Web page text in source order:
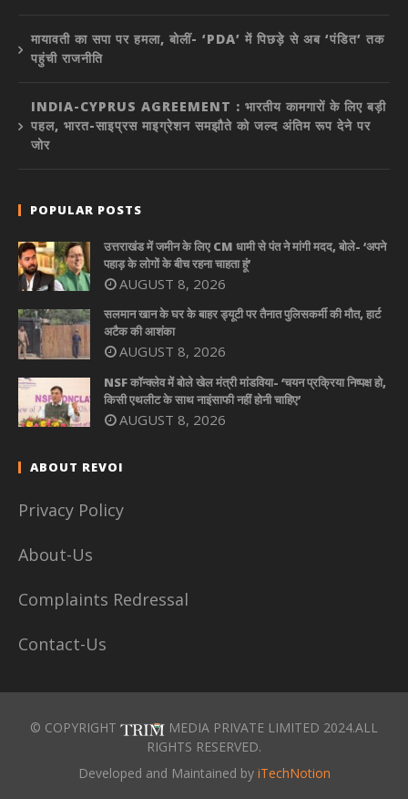
मायावती का सपा पर हमला, बोलीं- ‘PDA’ में पिछड़े से अब ‘पंडित’ तक
पहुंची राजनीति
INDIA-CYPRUS AGREEMENT : भारतीय कामगारों के लिए बड़ी
पहल, भारत-साइप्रस माइग्रेशन समझौते को जल्द अंतिम रूप देने पर
जोर
POPULAR POSTS
उत्तराखंड में जमीन के लिए CM धामी से पंत ने मांगी मदद, बोले- ‘अपने
पहाड़ के लोगों के बीच रहना चाहता हूं’
AUGUST 8, 2026
सलमान खान के घर के बाहर ड्यूटी पर तैनात पुलिसकर्मी की मौत, हार्ट
अटैक की आशंका
AUGUST 8, 2026
NSF कॉन्क्लेव में बोले खेल मंत्री मांडविया- ‘चयन प्रक्रिया निष्पक्ष हो,
किसी एथलीट के साथ नाइंसाफी नहीं होनी चाहिए’
AUGUST 8, 2026
ABOUT REVOI
Privacy Policy
About-Us
Complaints Redressal
Contact-Us
© COPYRIGHT
MEDIA PRIVATE LIMITED 2024.ALL
RIGHTS RESERVED.
Developed and Maintained by iTechNotion